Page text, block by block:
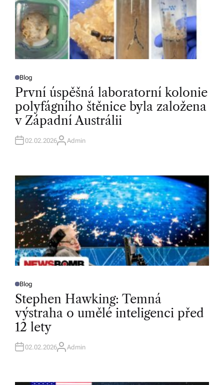
P
O
E
D
I
N
Blog
První úspěšná laboratorní kolonie
polyfágního štěnice byla založena
v Západní Austrálii
02.02.2026A
R
Admin
P
O
S
E
D
I
N
Blog
Stephen Hawking: Temná
výstraha o umělé inteligenci před
12 lety
02.02.2026A
R
Admin